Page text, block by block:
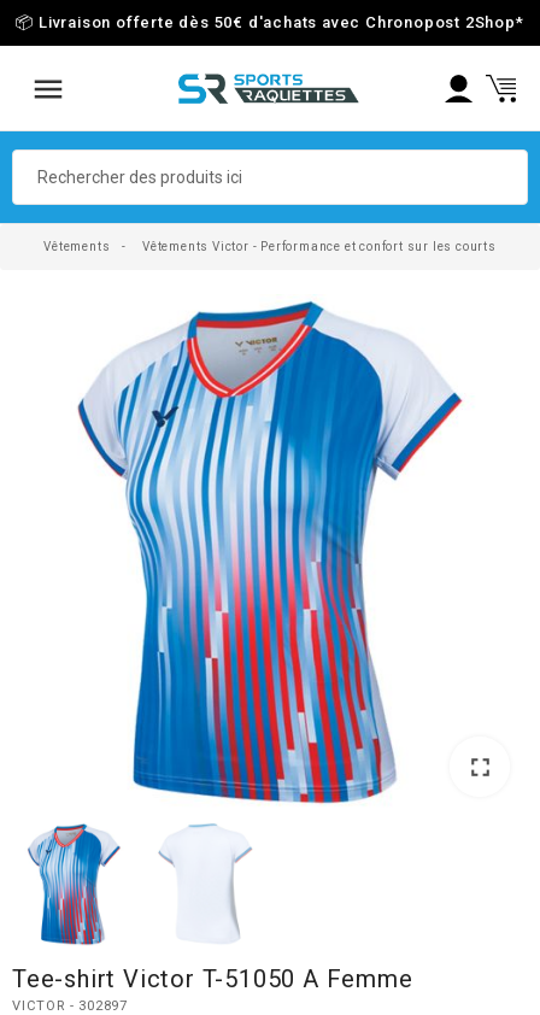
📦 Livraison offerte dès 50€ d'achats avec Chronopost 2Shop*
Vêtements Vêtements Victor - Performance et confort sur les courts
fullscreen
fullscreen
Tee-shirt Victor T-51050 A Femme
VICTOR - 302897